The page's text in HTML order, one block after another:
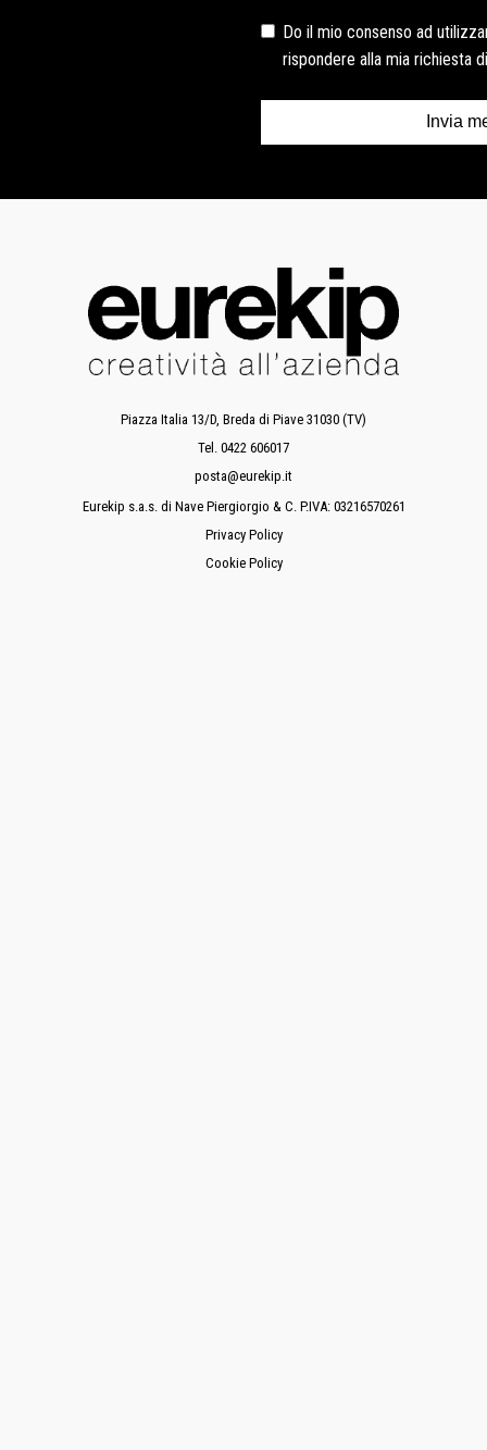
Do il mio consenso ad
rispondere alla mia richiesta
Invia
Piazza Italia 13/D, Breda di Piave 31030 (TV)
Tel. 0422 606017
posta@eurekip.it
Eurekip s.a.s. di Nave Piergiorgio & C. P.IVA: 03216570261
Privacy Policy
Cookie Policy